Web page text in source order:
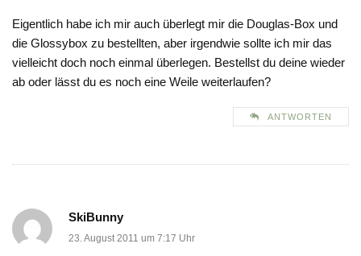
Eigentlich habe ich mir auch überlegt mir die Douglas-Box und
die Glossybox zu bestellten, aber irgendwie sollte ich mir das
vielleicht doch noch einmal überlegen. Bestellst du deine wieder
ab oder lässt du es noch eine Weile weiterlaufen?
ANTWORTEN
SkiBunny
23. August 2011 um 7:17 Uhr